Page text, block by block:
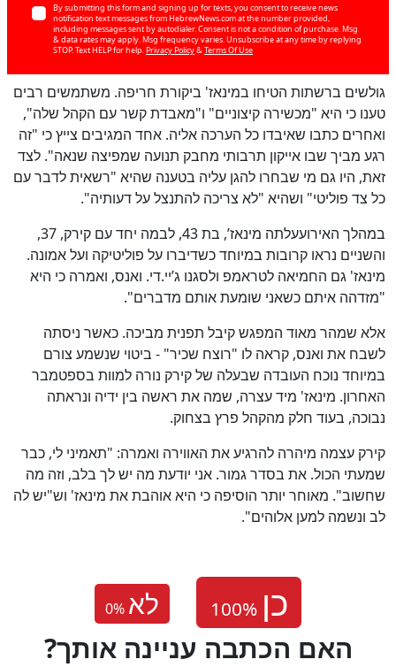
By submitting this form and signing up for texts, you consent to receive news
notification text messages from HebrewNews.com at the number provided,
including messages sent by autodialer. Consent is not a condition of purchase. Msg
& data rates may apply. Msg frequency varies. Unsubscribe at any time by replying
STOP. Text HELP for help. Privacy Policy& Terms Of Use
גולשים ברשתות הטיחו במינאז' ביקורת חריפה. משתמשים רבים
טענו כי היא "מכשירה קיצוניים" ו"מאבדת קשר עם הקהל שלה",
ואחרים כתבו שאיבדו כל הערכה אליה. אחד המגיבים צייץ כי "זה
רגע מביך שבו אייקון תרבותי מחבק תנועה שמפיצה שנאה". לצד
זאת, היו גם מי שבחרו להגן עליה בטענה שהיא "רשאית לדבר עם
כל צד פוליטי" ושהיא "לא צריכה להתנצל על דעותיה".
במהלך האירועעלתה מינאז’, בת 43, לבמה יחד עם קירק, 37,
והשניים נראו קרובות במיוחד כשדיברו על פוליטיקה ועל אמונה.
מינאז' גם החמיאה לטראמפ ולסגנו ג’יי.די. ואנס, ואמרה כי היא
"מזדהה איתם כשאני שומעת אותם מדברים".
אלא שמהר מאוד המפגש קיבל תפנית מביכה. כאשר ניסתה
לשבח את ואנס, קראה לו "רוצח שכיר" - ביטוי שנשמע צורם
במיוחד נוכח העובדה שבעלה של קירק נורה למוות בספטמבר
האחרון. מינאז' מיד עצרה, שמה את ראשה בין ידיה ונראתה
נבוכה, בעוד חלק מהקהל פרץ בצחוק.
קירק עצמה מיהרה להרגיע את האווירה ואמרה: "תאמיני לי, כבר
שמעתי הכול. את בסדר גמור. אני יודעת מה יש לך בלב, וזה מה
שחשוב". מאוחר יותר הוסיפה כי היא אוהבת את מינאז' וש"יש לה
לב ונשמה למען אלוהים".
0% לא
100% כן
?האם הכתבה עניינה אותך